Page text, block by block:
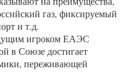
газ, фиксируемый
и т.д.
игроком ЕАЭС
в Союзе достигает
переживающей